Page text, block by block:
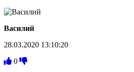
Василий
28.03.2020 13:10:20
0